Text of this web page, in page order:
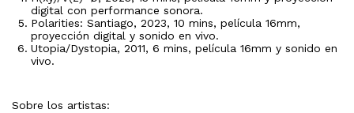
digital con performance sonora.
Polarities: Santiago, 2023, 10 mins, película 16mm,
proyección digital y sonido en vivo.
Utopia/Dystopia, 2011, 6 mins, película 16mm y sonido en
vivo.
Sobre los artistas: